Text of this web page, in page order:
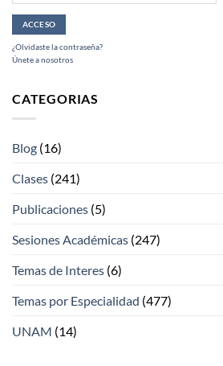
¿Olvidaste la contraseña?
Únete a nosotros
CATEGORIAS
Blog (16)
Clases (241)
Publicaciones (5)
Sesiones Académicas (247)
Temas de Interes (6)
Temas por Especialidad (477)
UNAM (14)